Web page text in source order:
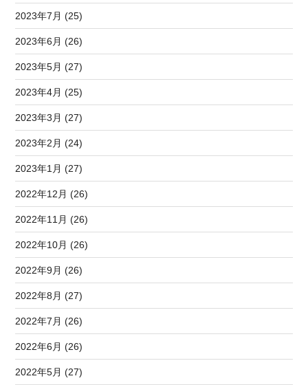
2023年7月 (25)
2023年6月 (26)
2023年5月 (27)
2023年4月 (25)
2023年3月 (27)
2023年2月 (24)
2023年1月 (27)
2022年12月 (26)
2022年11月 (26)
2022年10月 (26)
2022年9月 (26)
2022年8月 (27)
2022年7月 (26)
2022年6月 (26)
2022年5月 (27)